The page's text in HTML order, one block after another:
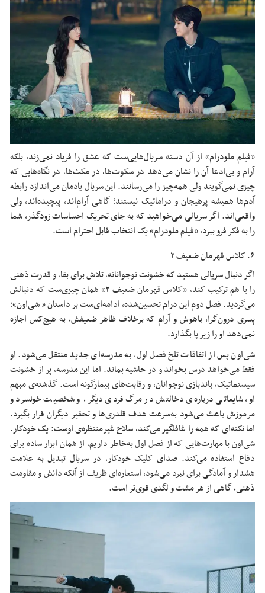
«فیلم ملودرام» از آن دسته سریال‌هایی‌ست که عشق را فریاد نمی‌زند، بلکه
آرام و بی‌ادعا آن را نشان می‌دهد در سکوت‌ها، در مکث‌ها، در نگاه‌هایی که
چیزی نمی‌گویند ولی همه‌چیز را می‌رسانند. این سریال یادمان می‌اندازد رابطه‌
آدم‌ها همیشه پرهیجان و دراماتیک نیستند؛ گاهی آرام‌اند، پیچیده‌اند، ولی
واقعی‌اند. اگر سریالی می‌خواهید که به جای تحریک احساسات زودگذر، شما
را به فکر فرو ببرد، «فیلم ملودرام» یک انتخاب قابل احترام است.
۶. کلاس قهرمان ضعیف ۲
اگر دنبال سریالی هستید که خشونت نوجوانانه، تلاش برای بقا، و قدرت ذهنی
را با هم ترکیب کند، «کلاس قهرمان ضعیف ۲» همان چیزی‌ست که دنبالش
می‌گردید. فصل دوم این درام تحسین‌شده، ادامه‌ای‌ست بر داستان « شی‌اون»؛
پسری درون‌گرا، باهوش و آرام که برخلاف ظاهر ضعیفش، به هیچ‌کس اجازه
نمی‌دهد او را زیر پا بگذارد.
شی‌اون پس از اتفاقات تلخ فصل اول، به مدرسه‌ای جدید منتقل می‌شود. او
فقط می‌خواهد درس بخواند و در حاشیه بماند. اما این مدرسه، پر از خشونت
سیستماتیک، باندبازی نوجوانان، و رقابت‌های بیمارگونه است. گذشته‌ی مبهم
او، شایعاتی درباره‌ی دخالتش در مرگ فردی دیگر، و شخصیت خونسرد و
مرموزش باعث می‌شود به‌سرعت هدف قلدری‌ها و تحقیر دیگران قرار بگیرد.
اما نکته‌ای که همه را غافلگیر می‌کند، سلاح غیرمنتظره‌ی اوست: یک خودکار.
شی‌اون با مهارت‌هایی که از فصل اول به‌خاطر داریم، از همان ابزار ساده برای
دفاع استفاده می‌کند. صدای کلیک خودکار، در سریال تبدیل به علامت
هشدار و آمادگی برای نبرد می‌شود، استعاره‌ای ظریف از آنکه دانش و مقاومت
ذهنی، گاهی از هر مشت و لگدی قوی‌تر است.